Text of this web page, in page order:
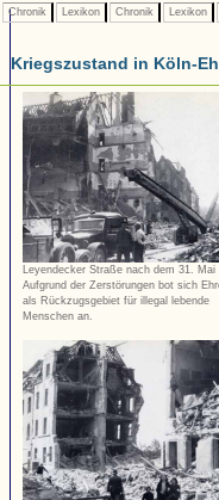
Chronik Lexikon Chronik Lexikon
Kriegszustand in Köln-
Leyendecker Straße nach dem 31. Mai
Aufgrund der Zerstörungen bot sich
als Rückzugsgebiet für illegal lebende
Menschen an.